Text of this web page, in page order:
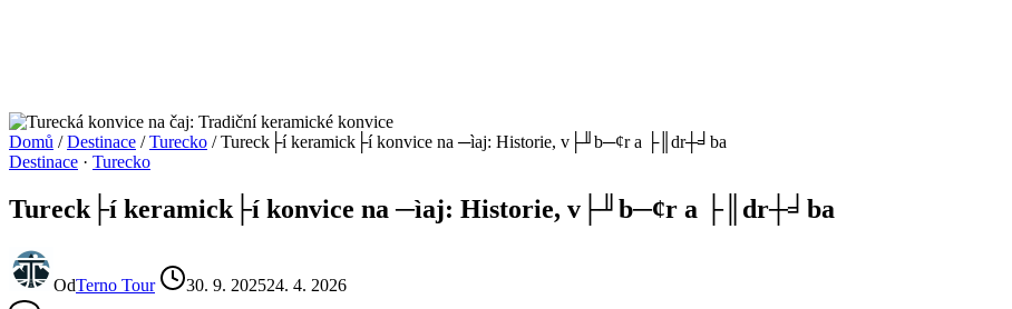
Domů / Destinace / Turecko / Tureck├í keramick├í konvice na ─ìaj: Historie, v├╜b─¢r a ├║dr┼╛ba
Destinace · Turecko
Tureck├í keramick├í konvice na ─ìaj: Historie, v├╜b─¢r a ├║dr┼╛ba
OdTerno Tour 30. 9. 202524. 4. 2026